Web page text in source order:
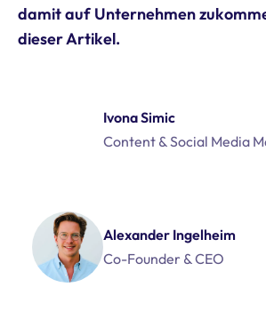
damit auf Unternehmen
dieser Artikel.
Ivona Simic
Content & Social Media
Alexander Ingelheim
Co-Founder & CEO